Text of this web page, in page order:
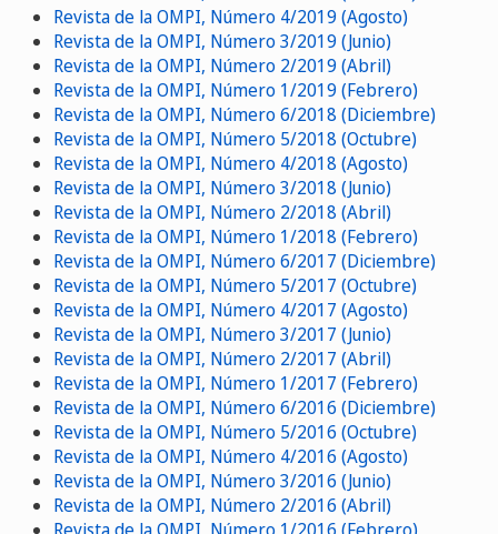
Revista de la OMPI, Número 4/2019 (Agosto)
Revista de la OMPI, Número 3/2019 (Junio)
Revista de la OMPI, Número 2/2019 (Abril)
Revista de la OMPI, Número 1/2019 (Febrero)
Revista de la OMPI, Número 6/2018 (Diciembre)
Revista de la OMPI, Número 5/2018 (Octubre)
Revista de la OMPI, Número 4/2018 (Agosto)
Revista de la OMPI, Número 3/2018 (Junio)
Revista de la OMPI, Número 2/2018 (Abril)
Revista de la OMPI, Número 1/2018 (Febrero)
Revista de la OMPI, Número 6/2017 (Diciembre)
Revista de la OMPI, Número 5/2017 (Octubre)
Revista de la OMPI, Número 4/2017 (Agosto)
Revista de la OMPI, Número 3/2017 (Junio)
Revista de la OMPI, Número 2/2017 (Abril)
Revista de la OMPI, Número 1/2017 (Febrero)
Revista de la OMPI, Número 6/2016 (Diciembre)
Revista de la OMPI, Número 5/2016 (Octubre)
Revista de la OMPI, Número 4/2016 (Agosto)
Revista de la OMPI, Número 3/2016 (Junio)
Revista de la OMPI, Número 2/2016 (Abril)